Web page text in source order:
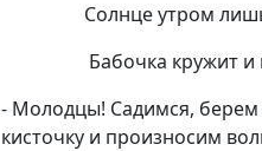
Солнце утром
Бабочка кружит и
- Молодцы! Садимся, берем
кисточку и произносим